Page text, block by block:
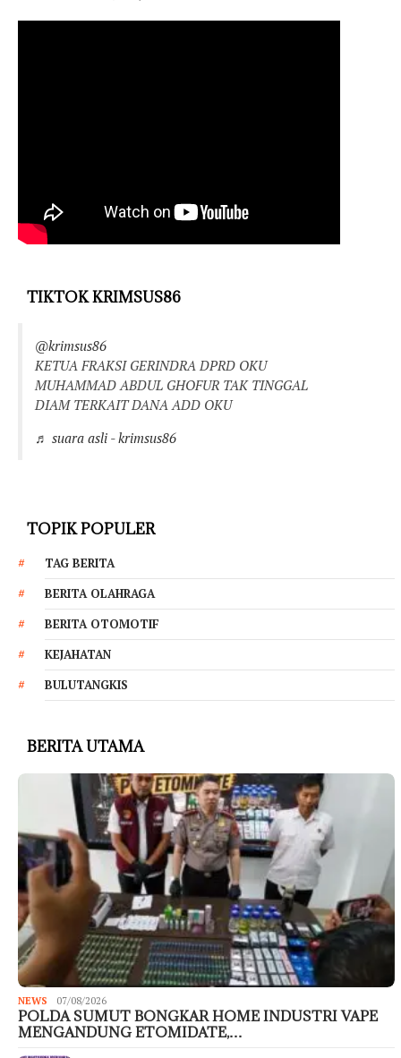
TIKTOK KRIMSUS86
@krimsus86
KETUA FRAKSI GERINDRA DPRD OKU
MUHAMMAD ABDUL GHOFUR TAK TINGGAL
DIAM TERKAIT DANA ADD OKU
♬ suara asli - krimsus86
TOPIK POPULER
TAG BERITA
BERITA OLAHRAGA
BERITA OTOMOTIF
KEJAHATAN
BULUTANGKIS
BERITA UTAMA
NEWS 07/08/2026
POLDA SUMUT BONGKAR HOME INDUSTRI VAPE
MENGANDUNG ETOMIDATE,…